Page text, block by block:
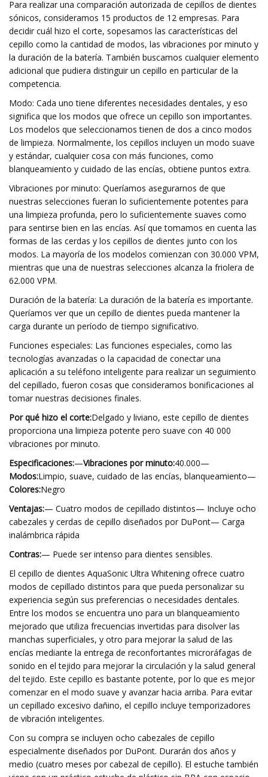
Para realizar una comparación autorizada de cepillos de dientes
sónicos, consideramos 15 productos de 12 empresas. Para
decidir cuál hizo el corte, sopesamos las características del
cepillo como la cantidad de modos, las vibraciones por minuto y
la duración de la batería. También buscamos cualquier elemento
adicional que pudiera distinguir un cepillo en particular de la
competencia.
Modo: Cada uno tiene diferentes necesidades dentales, y eso
significa que los modos que ofrece un cepillo son importantes.
Los modelos que seleccionamos tienen de dos a cinco modos
de limpieza. Normalmente, los cepillos incluyen un modo suave
y estándar, cualquier cosa con más funciones, como
blanqueamiento y cuidado de las encías, obtiene puntos extra.
Vibraciones por minuto: Queríamos asegurarnos de que
nuestras selecciones fueran lo suficientemente potentes para
una limpieza profunda, pero lo suficientemente suaves como
para sentirse bien en las encías. Así que tomamos en cuenta las
formas de las cerdas y los cepillos de dientes junto con los
modos. La mayoría de los modelos comienzan con 30.000 VPM,
mientras que una de nuestras selecciones alcanza la friolera de
62.000 VPM.
Duración de la batería: La duración de la batería es importante.
Queríamos ver que un cepillo de dientes pueda mantener la
carga durante un período de tiempo significativo.
Funciones especiales: Las funciones especiales, como las
tecnologías avanzadas o la capacidad de conectar una
aplicación a su teléfono inteligente para realizar un seguimiento
del cepillado, fueron cosas que consideramos bonificaciones al
tomar nuestras decisiones finales.
Por qué hizo el corte:Delgado y liviano, este cepillo de dientes
proporciona una limpieza potente pero suave con 40 000
vibraciones por minuto.
Especificaciones:—Vibraciones por minuto:40.000—
Modos:Limpio, suave, cuidado de las encías, blanqueamiento—
Colores:Negro
Ventajas:— Cuatro modos de cepillado distintos— Incluye ocho
cabezales y cerdas de cepillo diseñados por DuPont— Carga
inalámbrica rápida
Contras:— Puede ser intenso para dientes sensibles.
El cepillo de dientes AquaSonic Ultra Whitening ofrece cuatro
modos de cepillado distintos para que pueda personalizar su
experiencia según sus preferencias o necesidades dentales.
Entre los modos se encuentra uno para un blanqueamiento
mejorado que utiliza frecuencias invertidas para disolver las
manchas superficiales, y otro para mejorar la salud de las
encías mediante la entrega de reconfortantes microráfagas de
sonido en el tejido para mejorar la circulación y la salud general
del tejido. Este cepillo es bastante potente, por lo que es mejor
comenzar en el modo suave y avanzar hacia arriba. Para evitar
un cepillado excesivo dañino, el cepillo incluye temporizadores
de vibración inteligentes.
Con su compra se incluyen ocho cabezales de cepillo
especialmente diseñados por DuPont. Durarán dos años y
medio (cuatro meses por cabezal de cepillo). El estuche también